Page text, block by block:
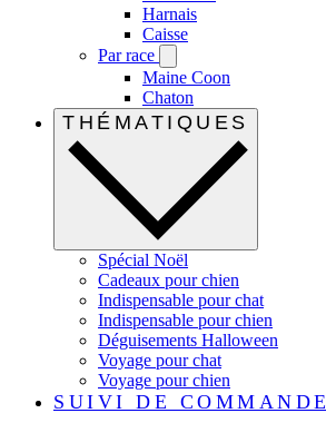
Harnais
Caisse
Par race
Maine Coon
Chaton
THÉMATIQUES
Spécial Noël
Cadeaux pour chien
Indispensable pour chat
Indispensable pour chien
Déguisements Halloween
Voyage pour chat
Voyage pour chien
SUIVI DE COMMANDE